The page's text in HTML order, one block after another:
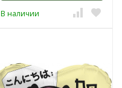
В наличии